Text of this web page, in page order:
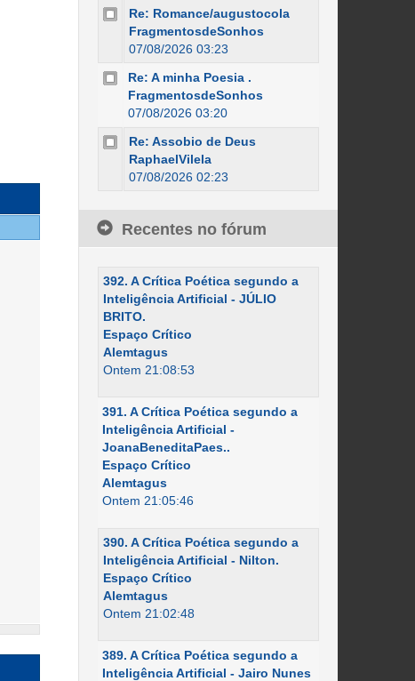
Re: Romance/augustocola
FragmentosdeSonhos
07/08/2026 03:23
Re: A minha Poesia .
FragmentosdeSonhos
07/08/2026 03:20
Re: Assobio de Deus
RaphaelVilela
07/08/2026 02:23
Recentes no fórum
392. A Crítica Poética segundo a
Inteligência Artificial - JÚLIO
BRITO.
Espaço Crítico
Alemtagus
Ontem 21:08:53
391. A Crítica Poética segundo a
Inteligência Artificial -
JoanaBeneditaPaes..
Espaço Crítico
Alemtagus
Ontem 21:05:46
390. A Crítica Poética segundo a
Inteligência Artificial - Nilton.
Espaço Crítico
Alemtagus
Ontem 21:02:48
389. A Crítica Poética segundo a
Inteligência Artificial - Jairo Nunes